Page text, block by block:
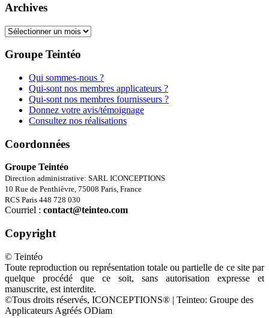
Archives
Archives
Groupe Teintéo
Qui sommes-nous ?
Qui-sont nos membres applicateurs ?
Qui-sont nos membres fournisseurs ?
Donnez votre avis/témoignage
Consultez nos réalisations
Coordonnées
Groupe Teintéo
Direction administrative: SARL ICONCEPTIONS
10 Rue de Penthièvre, 75008 Paris, France
RCS Paris 448 728 030
Courriel : contact@teinteo.com
Copyright
© Teintéo
Toute reproduction ou représentation totale ou partielle de ce site par
quelque procédé que ce soit, sans autorisation expresse et
manuscrite, est interdite.
©Tous droits réservés, ICONCEPTIONS® | Teinteo: Groupe des
Applicateurs Agréés ODiam